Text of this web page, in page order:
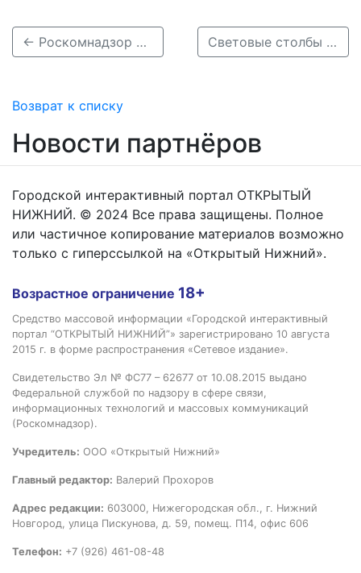
← Роскомнадзор ограничил доступ к мессенджеру Viber Световые столбы наблюдали жители Нижегородской области ночью →
Возврат к списку
Новости партнёров
Городской интерактивный портал ОТКРЫТЫЙ
НИЖНИЙ. © 2024 Все права защищены. Полное
или частичное копирование материалов возможно
только с гиперссылкой на «Открытый Нижний».
Возрастное ограничение 18+
Средство массовой информации «Городской интерактивный
портал “ОТКРЫТЫЙ НИЖНИЙ”» зарегистрировано 10 августа
2015 г. в форме распространения «Сетевое издание».
Свидетельство Эл № ФС77 – 62677 от 10.08.2015 выдано
Федеральной службой по надзору в сфере связи,
информационных технологий и массовых коммуникаций
(Роскомнадзор).
Учредитель: ООО «Открытый Нижний»
Главный редактор: Валерий Прохоров
Адрес редакции: 603000, Нижегородская обл., г. Нижний
Новгород, улица Пискунова, д. 59, помещ. П14, офис 606
Телефон: +7 (926) 461-08-48